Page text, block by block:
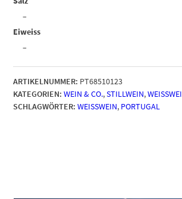
–
Eiweiss
–
ARTIKELNUMMER: PT68510123
KATEGORIEN: WEIN & CO.,STILLWEIN,WEISSWEIN
SCHLAGWÖRTER: WEISSWEIN , PORTUGAL